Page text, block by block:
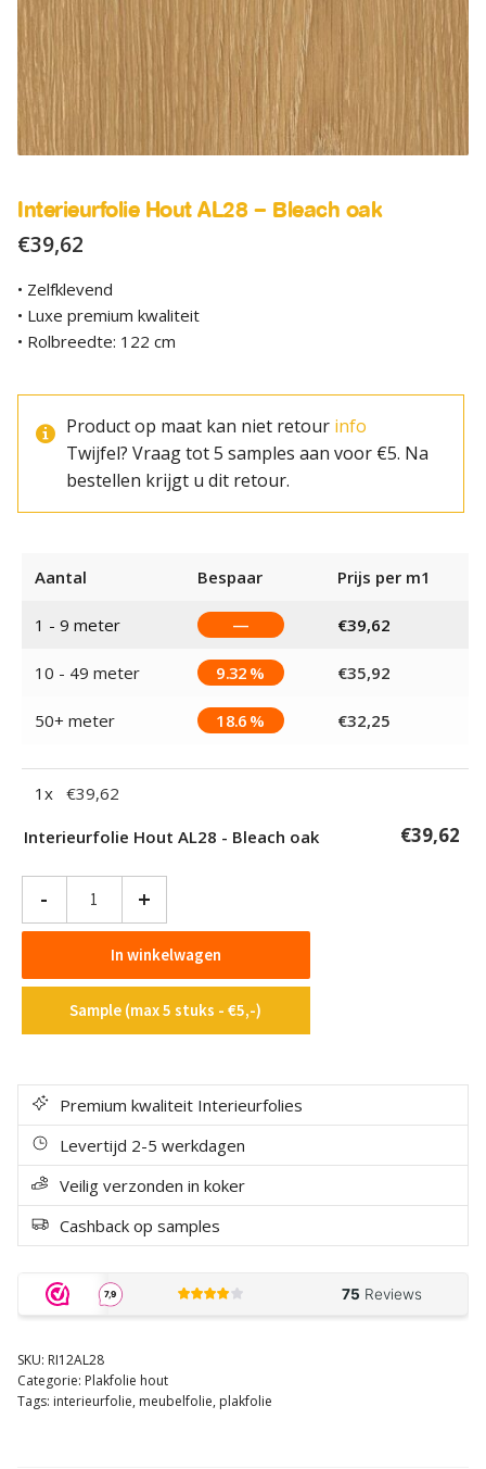
Interieurfolie Hout AL28 – Bleach oak
€39,62
• Zelfklevend
• Luxe premium kwaliteit
• Rolbreedte: 122 cm
Product op maat kan niet retour info
Twijfel? Vraag tot 5 samples aan voor €5. Na
bestellen krijgt u dit retour.
Aantal Bespaar Prijs per m1
1 - 9 meter — €39,62
10 - 49 meter 9.32 % €35,92
50+ meter 18.6 % €32,25
1 x €39,62
Interieurfolie Hout AL28 - Bleach oak
€39,62
-
AL28
Bleach
+
In winkelwagen
Sample (max 5 stuks - €5,-)
Premium kwaliteit Interieurfolies
Levertijd 2-5 werkdagen
Veilig verzonden in koker
Cashback op samples
SKU: RI12AL28
Categorie: Plakfolie hout
Tags: interieurfolie, meubelfolie, plakfolie